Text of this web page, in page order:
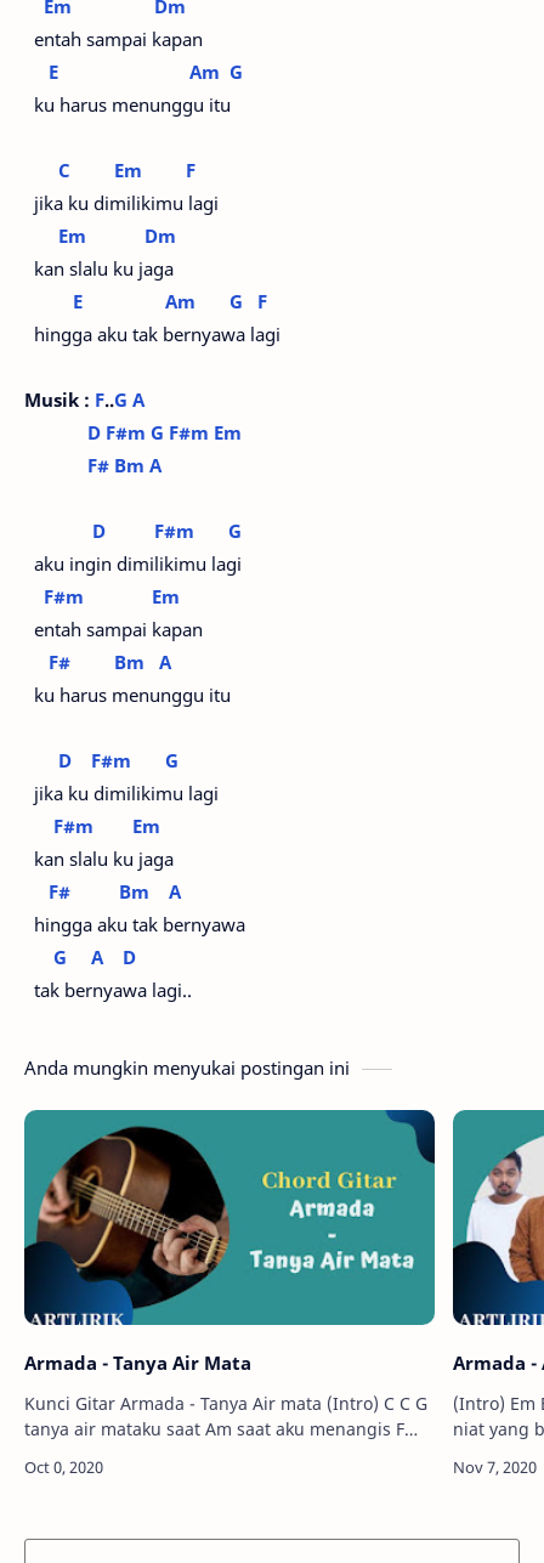
Em
Dm
entah sampai kapan
E
Am G
ku harus menunggu itu
C Em
F
jika ku dimilikimu lagi
Em
Dm
kan slalu ku jaga
E
Am G
F
hingga aku tak bernyawa lagi
Musik : F..G A
D F#m G F#m Em
F# Bm A
D F#m
G
aku ingin dimilikimu lagi
F#m
Em
entah sampai kapan
F#
Bm
A
ku harus menunggu itu
D F#m
G
jika ku dimilikimu lagi
F#m
Em
kan slalu ku jaga
F#
Bm
A
hingga aku tak bernyawa
G
A
D
tak bernyawa lagi..
Anda mungkin menyukai postingan ini
Armada - Tanya Air Mata
Kunci Gitar Armada - Tanya Air mata (Intro) C C G
tanya air mataku saat Am saat aku menangis F
Armada -
(Intro) Em Bm C Em D C Am D G C G Aku punya
niat yang baik.. Am Cm